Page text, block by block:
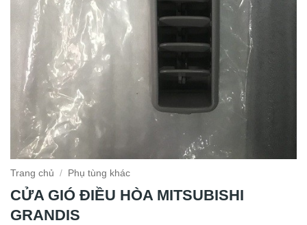
Trang chủ / Phụ tùng khác
CỬA GIÓ ĐIỀU HÒA MITSUBISHI
GRANDIS